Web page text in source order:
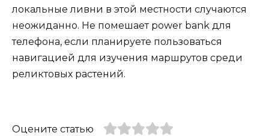
локальные ливни в этой местности случаются
неожиданно. Не помешает power bank для
телефона, если планируете пользоваться
навигацией для изучения маршрутов среди
реликтовых растений.
Оцените статью